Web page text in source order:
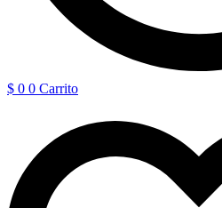
$ 0 0 Carrito